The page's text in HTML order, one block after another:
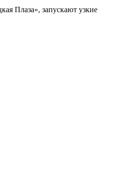
Плаза», запускают узкие